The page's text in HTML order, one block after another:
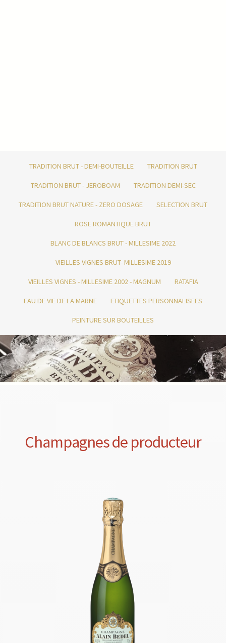
TRADITION BRUT - DEMI-BOUTEILLE TRADITION BRUT
TRADITION BRUT - JEROBOAM TRADITION DEMI-SEC
TRADITION BRUT NATURE - ZERO DOSAGE SELECTION BRUT
ROSE ROMANTIQUE BRUT
BLANC DE BLANCS BRUT - MILLESIME 2022
VIEILLES VIGNES BRUT- MILLESIME 2019
VIEILLES VIGNES - MILLESIME 2002 - MAGNUM RATAFIA
EAU DE VIE DE LA MARNE ETIQUETTES PERSONNALISEES
PEINTURE SUR BOUTEILLES
Champagnes de producteur